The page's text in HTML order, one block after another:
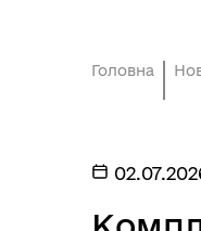
Головна